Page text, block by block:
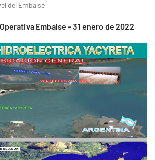
del Embalse
Embalse – 31 enero de 2022